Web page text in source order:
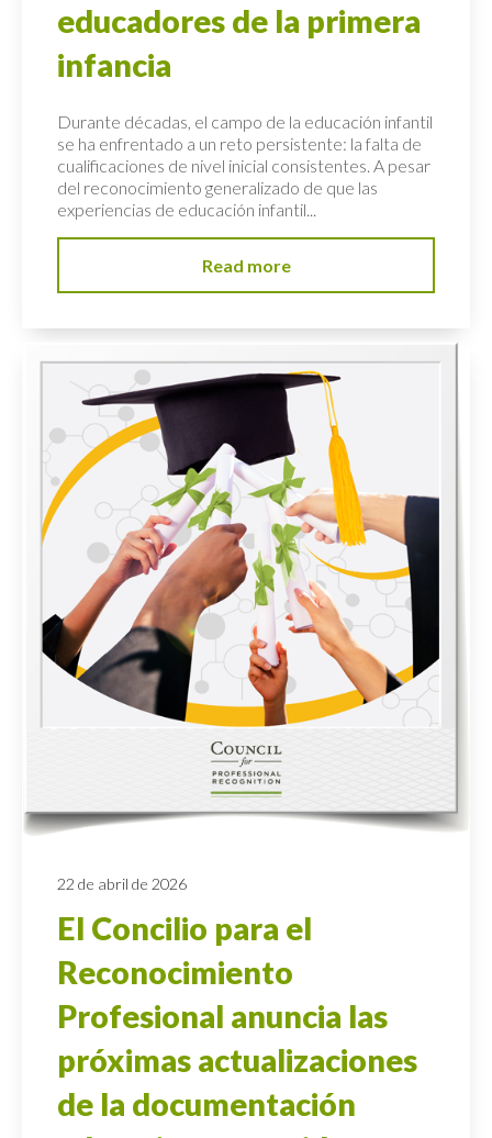
educadores de la primera
infancia
Durante décadas, el campo de la educación infantil
se ha enfrentado a un reto persistente: la falta de
cualificaciones de nivel inicial consistentes. A pesar
del reconocimiento generalizado de que las
experiencias de educación infantil...
Read more
22 de abril de 2026
El Concilio para el
Reconocimiento
Profesional anuncia las
próximas actualizaciones
de la documentación